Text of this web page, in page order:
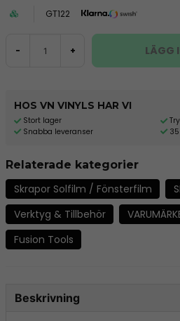
GT122
- + LÄGG
HOS VN VINYLS HAR VI
Stort lager
Snabba leveranser
Relaterade kategorier
Skrapor Solfilm / Fönsterfilm
Verktyg & Tillbehör
Fusion Tools
Beskrivning